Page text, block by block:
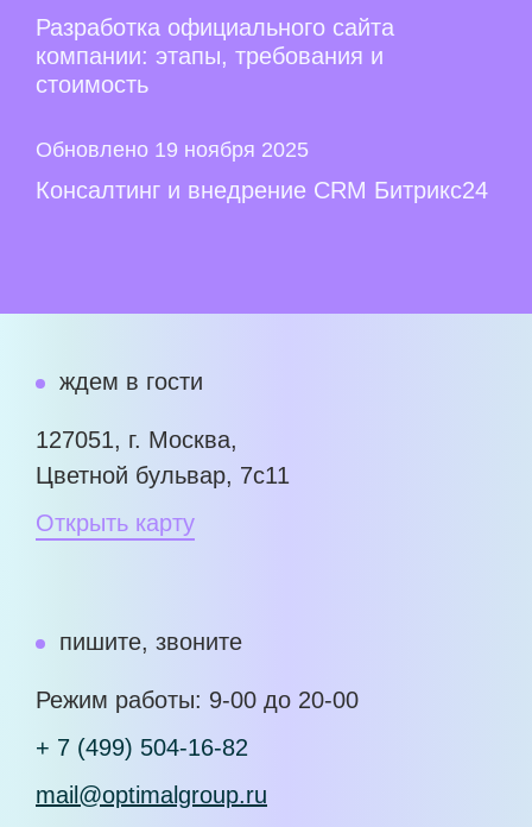
Разработка официального сайта
компании: этапы, требования и
стоимость
Обновлено 19 ноября 2025
Консалтинг и внедрение CRM Битрикс24
ждем в гости
127051, г. Москва,
Цветной бульвар, 7с11
Открыть карту
пишите, звоните
Режим работы: 9-00 до 20-00
+ 7 (499) 504-16-82
mail@optimalgroup.ru